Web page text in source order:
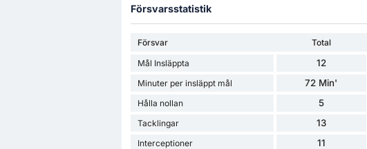
Försvarsstatistik
Försvar Total
Mål Insläppta
12
Minuter per insläppt mål 72 Min'
Hålla nollan 5
Tacklingar 13
Interceptioner 11